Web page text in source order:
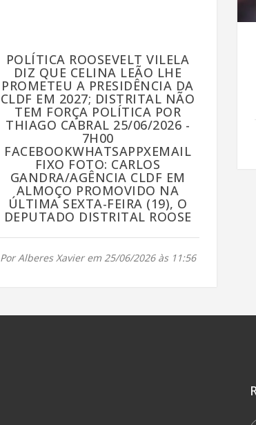
POLÍTICA ROOSEVELT VILELA
DIZ QUE CELINA LEÃO LHE
PROMETEU A PRESIDÊNCIA DA
CLDF EM 2027; DISTRITAL NÃO
TEM FORÇA POLÍTICA POR
THIAGO CABRAL 25/06/2026 -
7H00
FACEBOOKWHATSAPPXEMAIL
FIXO FOTO: CARLOS
GANDRA/AGÊNCIA CLDF EM
ALMOÇO PROMOVIDO NA
ÚLTIMA SEXTA-FEIRA (19), O
DEPUTADO DISTRITAL ROOSE
Por Alberes Xavier em 25/06/2026 às 11:56